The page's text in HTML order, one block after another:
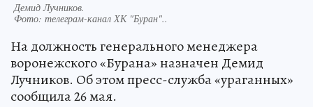
Демид Лучников.
Фото: телеграм-канал ХК "Буран"..
На должность генерального менеджера
воронежского «Бурана» назначен Демид
Лучников. Об этом пресс-служба «ураганных»
сообщила 26 мая.